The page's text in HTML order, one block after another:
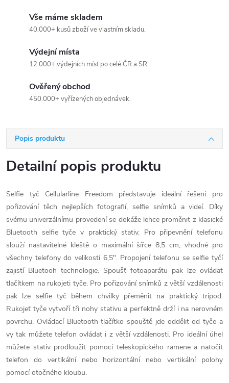
Vše máme skladem
40.000+ kusů zboží ve vlastním skladu.
Výdejní místa
12.000+ výdejních míst po celé ČR a SR.
Ověřený obchod
450.000+ vyřízených objednávek.
Popis produktu
Detailní popis produktu
Selfie tyč Cellularline Freedom představuje ideální řešení pro
pořizování těch nejlepších fotografií, selfie snímků a videí. Díky
svému univerzálnímu provedení se dokáže lehce proměnit z klasické
Bluetooth selfie tyče v praktický stativ. Pro připevnění telefonu
slouží nastavitelné kleště o maximální šířce 8,5 cm, vhodné pro
všechny telefony do velikosti 6,5". Propojení telefonu se selfie tyčí
zajistí Bluetooh technologie. Spoušť fotoaparátu pak lze ovládat
tlačítkem na rukojeti tyče. Pro pořizování snímků z větší vzdálenosti
pak lze selfie tyč během chvilky přeměnit na praktický tripod.
Rukojeť tyče vytvoří tři nohy stativu a perfektně drží i na nerovném
povrchu. Ovládací Bluetooth tlačítko spouště jde oddělit od tyče a
vy tak můžete telefon ovládat i z větší vzdálenosti. Pro ideální úhel
můžete stativ prodloužit pomocí teleskopického ramene a natočit
telefon do vertikální nebo horizontální nebo vertikální polohy
pomocí otočného kloubu.